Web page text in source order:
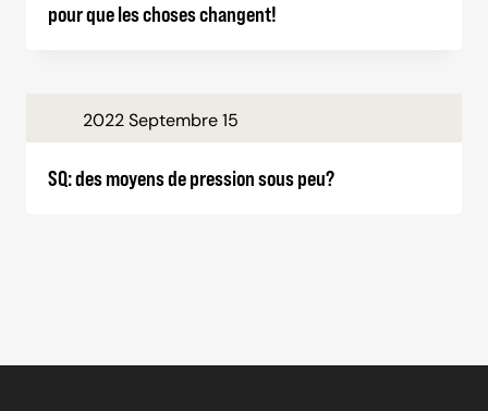
pour que les choses changent!
2022 Septembre 15
SQ: des moyens de pression sous peu?